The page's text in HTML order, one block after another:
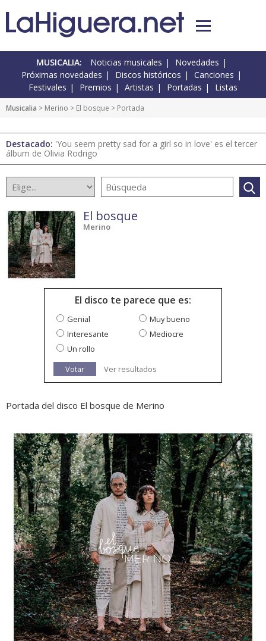
MUSICALIA: Noticias musicales
Novedades
Próximas novedades
Discos históricos
Canciones
Festivales
Premios Artistas Portadas Listas
Musicalia > Merino > El bosque > Portada
Destacado: 'You seem pretty sad for a girl so in love' es el tercer
álbum de Olivia Rodrigo
El bosque
Merino
El disco te parece que es:
Genial
Muy bueno
Interesante
Mediocre
Un rollo
Votar
Ver resultados
Portada del disco El bosque de Merino